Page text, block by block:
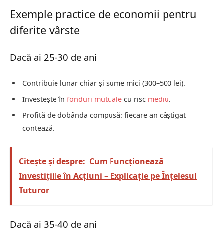
Exemple practice de economii pentru
diferite vârste
Dacă ai 25-30 de ani
Contribuie lunar chiar și sume mici (300–500 lei).
Investește în fonduri mutuale cu risc mediu.
Profită de dobânda compusă: fiecare an câștigat
contează.
Citește și despre: Cum Funcționează
Investițiile în Acțiuni – Explicație pe Înțelesul
Tuturor
Dacă ai 35-40 de ani